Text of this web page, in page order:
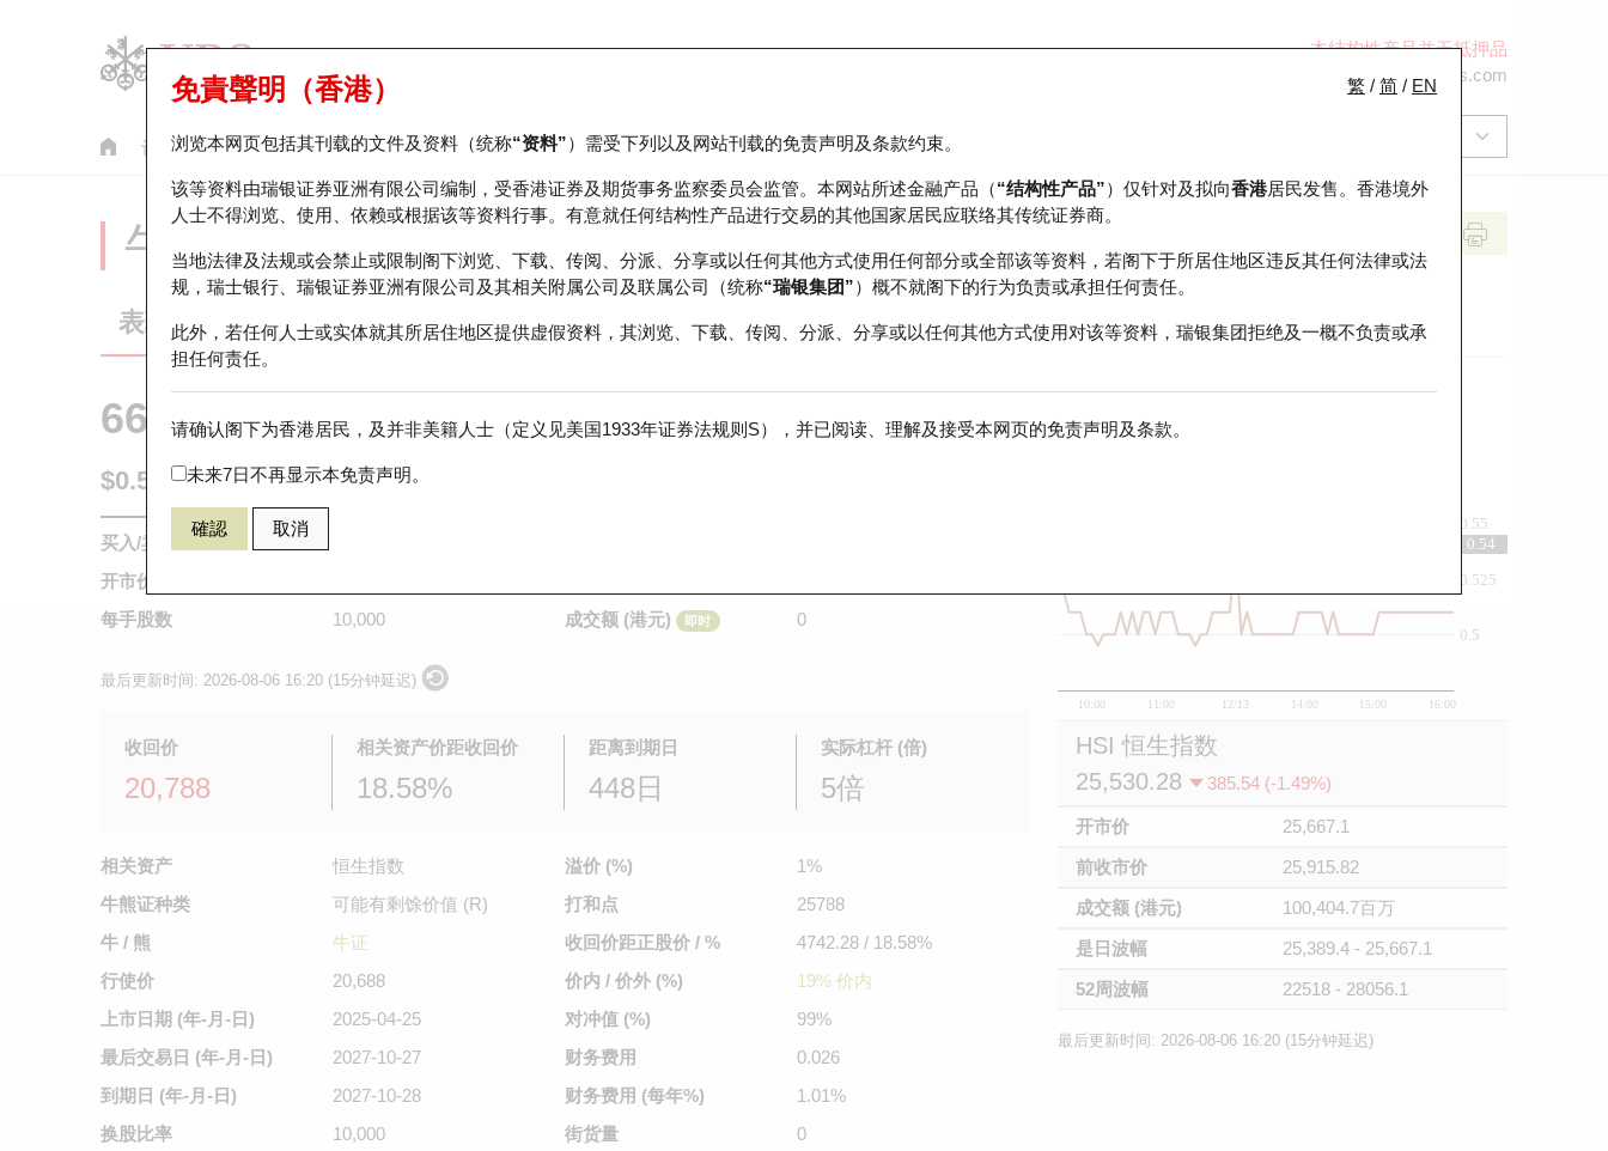
本结构性产品并无抵押品
ol-hkwarrants@ubs.com
认股证 牛熊证 美股指数产品 轮证市场统计 正股数据及市场统计 瑞银轮证教室
繁 / 简 / EN
免責聲明（香港）
浏览本网页包括其刊载的文件及资料（统称“资料”）需受下列以及网站刊载的免责声明及条款约束。
该等资料由瑞银证券亚洲有限公司编制，受香港证券及期货事务监察委员会监管。本网站所述金融产品（“结构性产品”）仅针对及拟向香港居民发售。香港境外
人士不得浏览、使用、依赖或根据该等资料行事。有意就任何结构性产品进行交易的其他国家居民应联络其传统证券商。
当地法律及法规或会禁止或限制阁下浏览、下载、传阅、分派、分享或以任何其他方式使用任何部分或全部该等资料，若阁下于所居住地区违反其任何法律或法
规，瑞士银行、瑞银证券亚洲有限公司及其相关附属公司及联属公司（统称“瑞银集团”）概不就阁下的行为负责或承担任何责任。
此外，若任何人士或实体就其所居住地区提供虚假资料，其浏览、下载、传阅、分派、分享或以任何其他方式使用对该等资料，瑞银集团拒绝及一概不负责或承
担任何责任。
请确认阁下为香港居民，及并非美籍人士（定义见美国1933年证券法规则S），并已阅读、理解及接受本网页的免责声明及条款。
未来7日不再显示本免责声明。
確認 取消
牛熊证分析仪
表现 街货统计 比较
66901 瑞银牛证 HSI 恒生指数
$0.51 0.03 (-5.56%) 即时
买入/卖出价
开市价
每手股数
10,000
成交额 (港元)
即时 0
最后更新时间: 2026-08-06 16:20 (15分钟延迟)
收回价
20,788
相关资产价距收回价
18.58%
距离到期日
448日
实际杠杆 (倍)
5倍
相关资产
恒生指数
牛熊证种类
可能有剩馀价值 (R)
牛 / 熊
牛证
行使价
20,688
上市日期 (年-月-日)
2025-04-25
最后交易日 (年-月-日)
2027-10-27
到期日 (年-月-日)
2027-10-28
换股比率
10,000
溢价 (%)
1%
打和点
25788
收回价距正股价 / %
4742.28 / 18.58%
价内 / 价外 (%)
19% 价内
对冲值 (%)
99%
财务费用
0.026
财务费用 (每年%)
1.01%
街货量
0
10:00 11:00 12/13 14:00 15:00 16:00
0.5
0.525
0.55
0.54
HSI 恒生指数
25,530.28
385.54 (-1.49%)
开市价
25,667.1
前收市价
25,915.82
成交额 (港元)
100,404.7百万
是日波幅
25,389.4 - 25,667.1
52周波幅
22518 - 28056.1
最后更新时间: 2026-08-06 16:20 (15分钟延迟)